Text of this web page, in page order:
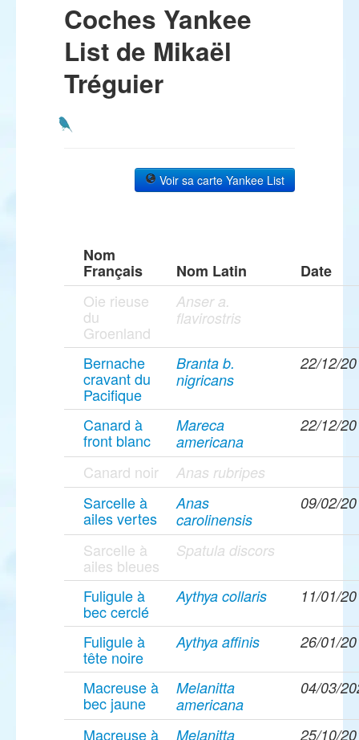
Coches Yankee
List de Mikaël
Tréguier
Voir sa carte Yankee List
Nom
Français Nom Latin
Date
Oie rieuse
du
Groenland
Anser a.
flavirostris
Bernache
cravant du
Pacifique
Branta b.
nigricans
22/12/
Canard à
front blanc
Mareca
americana
22/12/
Canard noir Anas rubripes
Sarcelle à
ailes vertes
Anas
carolinensis
09/02/
Sarcelle à
ailes bleues
Spatula discors
Fuligule à
bec cerclé
Aythya collaris 11/01/
Fuligule à
tête noire
Aythya affinis 26/01/
Macreuse à
bec jaune
Melanitta
americana
04/03/
Macreuse à
Melanitta
25/10/